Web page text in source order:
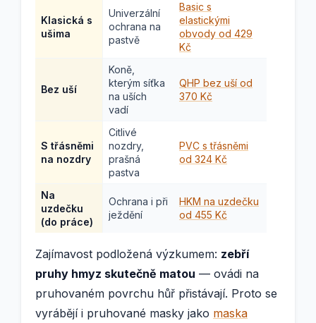
Klasická s
ušima
Univerzální
ochrana na
pastvě
Basic s
elastickými
obvody od 429
Kč
Bez uší
Koně,
kterým síťka
na uších
vadí
QHP bez uší od
370 Kč
S třásněmi
na nozdry
Citlivé
nozdry,
prašná
pastva
PVC s třásněmi
od 324 Kč
Na
uzdečku
(do práce)
Ochrana i při
ježdění
HKM na uzdečku
od 455 Kč
Zajímavost podložená výzkumem: zebří
pruhy hmyz skutečně matou — ovádi na
pruhovaném povrchu hůř přistávají. Proto se
vyrábějí i pruhované masky jako maska